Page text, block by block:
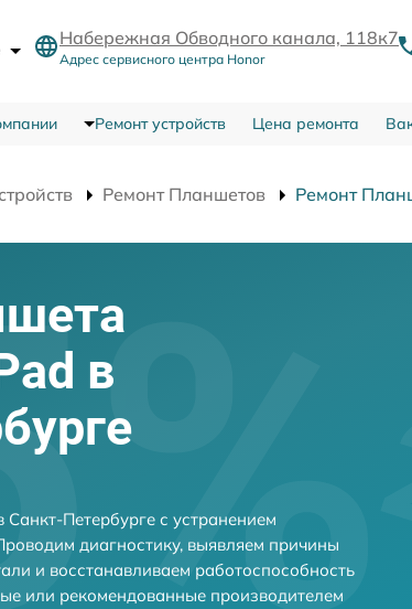
Набережная Обводного канала, 118к7
Адрес сервисного центра Honor
Ремонт устройств Цена ремонта
Ремонт Планшетов Ремонт
в
Петербурге с устранением
диагностику, выявляем причины
и восстанавливаем работоспособность
или рекомендованные производителем